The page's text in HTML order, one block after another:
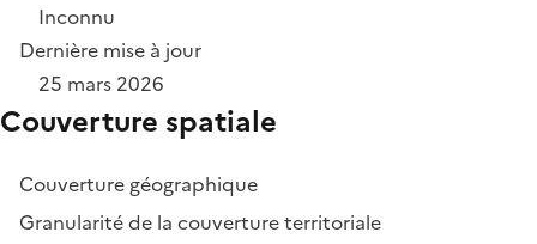
Inconnu
Dernière mise à jour
25 mars 2026
Couverture spatiale
Couverture géographique
Granularité de la couverture territoriale